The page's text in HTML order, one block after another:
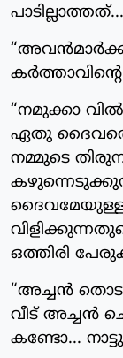
“അവൻമാർക്ക്
“നമുക്കാ
ഏതു
നമ്മുടെ
ദൈവമേയുള്ളൂ
ഒത്തിരി
“അച്ചൻ
വീട് അച്ചൻ
കണ്ടോ...